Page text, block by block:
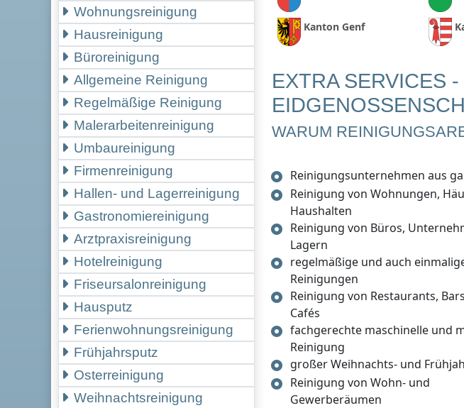
Kanton Genf
EXTRA SERVICES
WARUM
Reinigungsunternehmen aus
Reinigung von Wohnungen,
Haushalten
Reinigung von Büros,
Lagern
regelmäßige und auch
Reinigungen
Reinigung von Restaurants,
Cafés
fachgerechte maschinelle und
Reinigung
großer Weihnachts- und
Reinigung von Wohn- und
Gewerberäumen
Wohnungsreinigung
Hausreinigung
Büroreinigung
Allgemeine Reinigung
Regelmäßige Reinigung
Malerarbeitenreinigung
Umbaureinigung
Firmenreinigung
Hallen- und Lagerreinigung
Gastronomiereinigung
Arztpraxisreinigung
Hotelreinigung
Friseursalonreinigung
Hausputz
Ferienwohnungsreinigung
Frühjahrsputz
Osterreinigung
Weihnachtsreinigung